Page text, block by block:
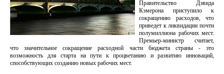
Правительство Дэвида
Кэмерона приступило к
сокращению расходов, что
приведет к ликвидации почти
полумиллиона рабочих мест.
Премьер-министр считает,
что значительное сокращение расходной части бюджета страны - это
возможность для старта на пути к процветанию и развитию инноваций,
способствующих созданию новых рабочих мест.